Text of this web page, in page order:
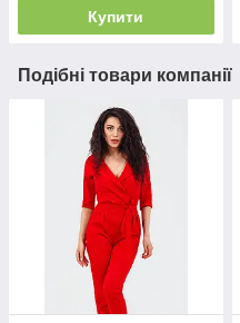
Купити
Подібні товари компанії